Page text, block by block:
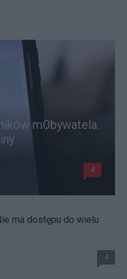
mObywatela.
4
ma dostępu do wielu
4